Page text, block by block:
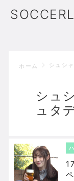
ホーム シュシ
シュ
ュタ